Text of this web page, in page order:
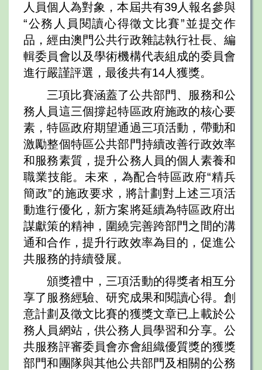
人員個人為對象，本屆共有39人報名參與
“公務人員閱讀心得徵文比賽”並提交作
品，經由澳門公共行政雜誌執行社長、編
輯委員會以及學術機構代表組成的委員會
進行嚴謹評選，最後共有14人獲獎。
三項比賽涵蓋了公共部門、服務和公
務人員這三個撐起特區政府施政的核心要
素，特區政府期望通過三項活動，帶動和
激勵整個特區公共部門持續改善行政效率
和服務素質，提升公務人員的個人素養和
職業技能。未來，為配合特區政府“精兵
簡政”的施政要求，將計劃對上述三項活
動進行優化，新方案將延續為特區政府出
謀獻策的精神，圍繞完善跨部門之間的溝
通和合作，提升行政效率為目的，促進公
共服務的持續發展。
頒獎禮中，三項活動的得獎者相互分
享了服務經驗、研究成果和閱讀心得。創
意計劃及徵文比賽的獲獎文章已上載於公
務人員網站，供公務人員學習和分享。公
共服務評審委員會亦會組織優質獎的獲獎
部門和團隊與其他公共部門及相關的公務